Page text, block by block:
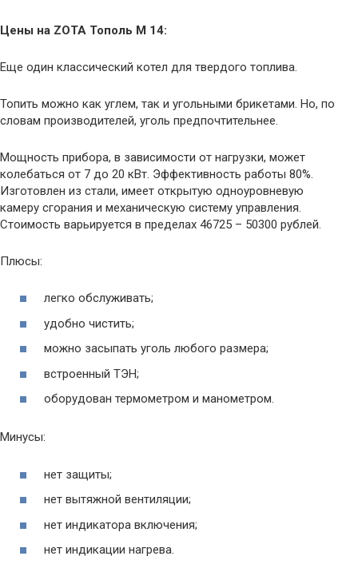
Цены на ZOTA Тополь М 14:
Еще один классический котел для твердого топлива.
Топить можно как углем, так и угольными брикетами. Но, по
словам производителей, уголь предпочтительнее.
Мощность прибора, в зависимости от нагрузки, может
колебаться от 7 до 20 кВт. Эффективность работы 80%.
Изготовлен из стали, имеет открытую одноуровневую
камеру сгорания и механическую систему управления.
Стоимость варьируется в пределах 46725 – 50300 рублей.
Плюсы:
легко обслуживать;
удобно чистить;
можно засыпать уголь любого размера;
встроенный ТЭН;
оборудован термометром и манометром.
Минусы:
нет защиты;
нет вытяжной вентиляции;
нет индикатора включения;
нет индикации нагрева.